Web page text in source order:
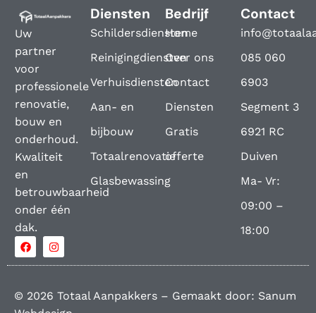
Uw
partner
voor
professionele
renovatie,
bouw en
onderhoud.
Kwaliteit
en
betrouwbaarheid
onder één
dak.
Diensten
Schildersdiensten
Reinigingdiensten
Verhuisdiensten
Aan- en
bijbouw
Totaalrenovatie
Glasbewassing
Bedrijf
Home
Over ons
Contact
Diensten
Gratis
offerte
Contact
085 060
6903
Segment 3
6921 RC
Duiven
Ma- Vr:
09:00 –
18:00
© 2026 Totaal Aanpakkers – Gemaakt door: Sanum